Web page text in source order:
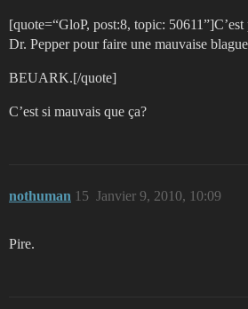
[quote=“GloP, post:8, topic:
Dr. Pepper pour faire une mauvaise
BEUARK.[/quote]
C’est si mauvais que ça?
nothuman Janvier 9, 2010, 10:09
15
Pire.